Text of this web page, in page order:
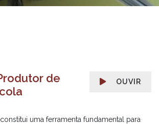
OUVIR
de
uma ferramenta fundamental para